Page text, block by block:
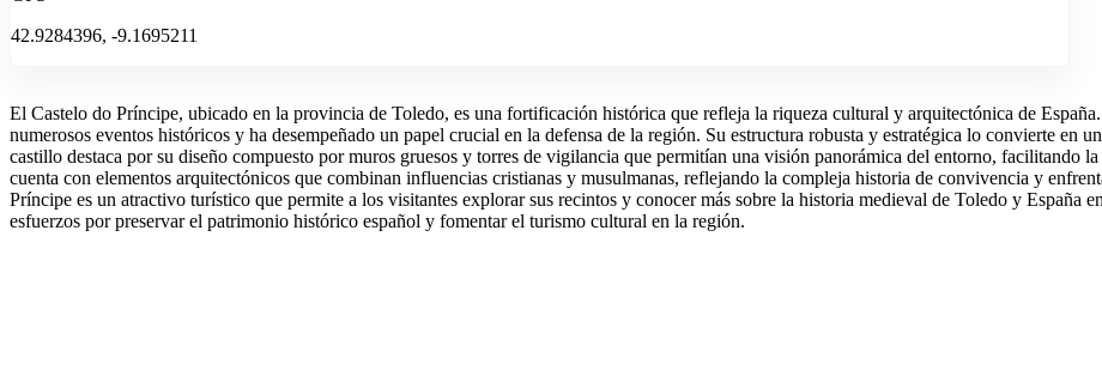
42.9284396, -9.1695211
El Castelo do Príncipe, ubicado en la provincia de Toledo, es una fortificación histórica que refleja la riqueza cultural y arquitectónica de
numerosos eventos históricos y ha desempeñado un papel crucial en la defensa de la región. Su estructura robusta y estratégica lo convierte en
castillo destaca por su diseño compuesto por muros gruesos y torres de vigilancia que permitían una visión panorámica del entorno, facilitando
cuenta con elementos arquitectónicos que combinan influencias cristianas y musulmanas, reflejando la compleja historia de convivencia y
Príncipe es un atractivo turístico que permite a los visitantes explorar sus recintos y conocer más sobre la historia medieval de Toledo y España
esfuerzos por preservar el patrimonio histórico español y fomentar el turismo cultural en la región.